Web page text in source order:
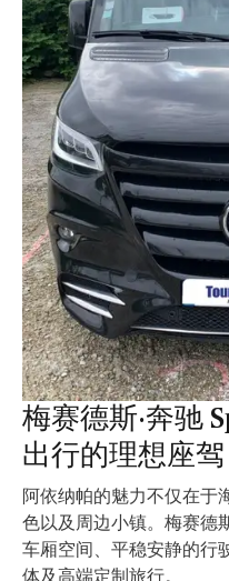
梅赛德斯·奔驰
出行的理想座驾
阿依纳帕的魅力不仅在于
色以及周边小镇。梅赛德
车厢空间、平稳安静的行